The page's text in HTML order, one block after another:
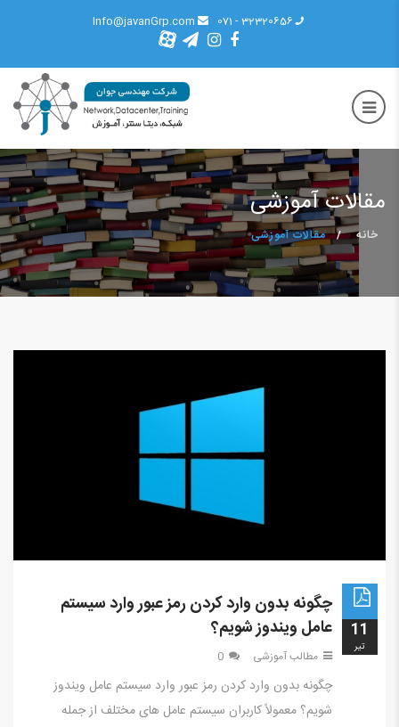
32320656 - 071
مقالات آموزشی
خانه مقالات آموزشی
چگونه بدون وارد کردن رمز عبور وارد سیستم
عامل ویندوز شویم؟
مطالب آموزشی 0
‎چگونه بدون وارد کردن رمز عبور وارد سیستم عامل ویندوز
شویم؟ ‎معمولاً کاربران سیستم عامل های مختلف از جمله
11
تير